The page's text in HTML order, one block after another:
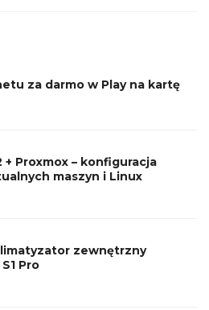
za darmo w Play na kartę
+ Proxmox – konfiguracja
maszyn i Linux
zewnętrzny
Pro